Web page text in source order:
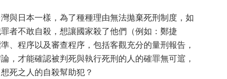
與日本一樣，為了種種理由無法拋棄死刑制度，如
者不敢自殺，想讓國家殺了他們（例如：鄭捷
、程序以及審查程序，包括客觀充分的量刑報告，
，才能確認被判死與執行死刑的人的確罪無可逭，
死之人的自殺幫助犯？